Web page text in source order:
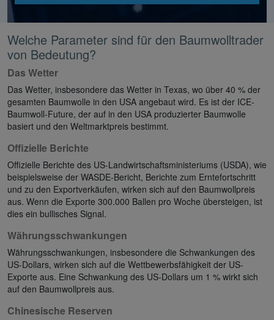
Welche Parameter sind für den Baumwolltrader
von Bedeutung?
Das Wetter
Das Wetter, insbesondere das Wetter in Texas, wo über 40 % der
gesamten Baumwolle in den USA angebaut wird. Es ist der ICE-
Baumwoll-Future, der auf in den USA produzierter Baumwolle
basiert und den Weltmarktpreis bestimmt.
Offizielle Berichte
Offizielle Berichte des US-Landwirtschaftsministeriums (USDA), wie
beispielsweise der WASDE-Bericht, Berichte zum Erntefortschritt
und zu den Exportverkäufen, wirken sich auf den Baumwollpreis
aus. Wenn die Exporte 300.000 Ballen pro Woche übersteigen, ist
dies ein bullisches Signal.
Währungsschwankungen
Währungsschwankungen, insbesondere die Schwankungen des
US-Dollars, wirken sich auf die Wettbewerbsfähigkeit der US-
Exporte aus. Eine Schwankung des US-Dollars um 1 % wirkt sich
auf den Baumwollpreis aus.
Chinesische Reserven